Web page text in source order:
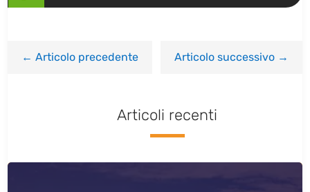
←Articolo precedente Articolo successivo→
Articoli recenti